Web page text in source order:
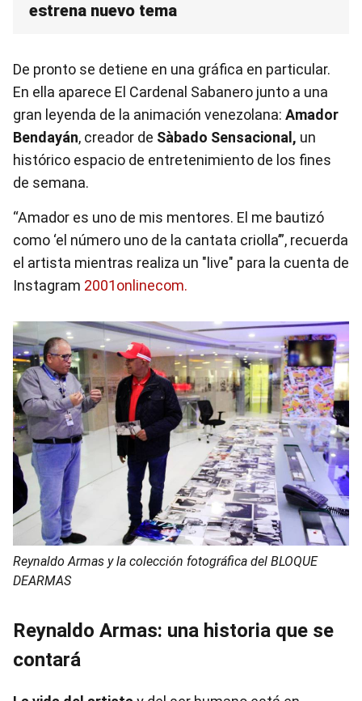
estrena nuevo tema
De pronto se detiene en una gráfica en particular.
En ella aparece El Cardenal Sabanero junto a una
gran leyenda de la animación venezolana: Amador
Bendayán, creador de Sàbado Sensacional, un
histórico espacio de entretenimiento de los fines
de semana.
“Amador es uno de mis mentores. El me bautizó
como ‘el número uno de la cantata criolla’”, recuerda
el artista mientras realiza un "live" para la cuenta de
Instagram 2001onlinecom.
Reynaldo Armas y la colección fotográfica del BLOQUE
DEARMAS
Reynaldo Armas: una historia que se
contará